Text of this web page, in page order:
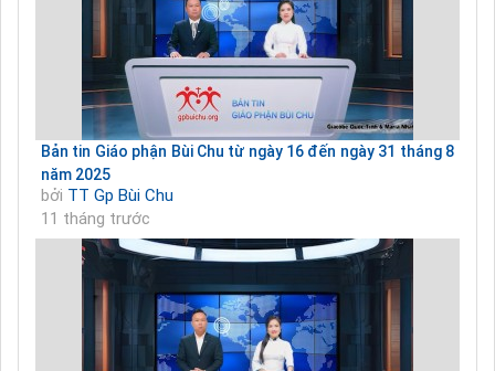
Bản tin Giáo phận Bùi Chu từ ngày 16 đến ngày 31 tháng 8
năm 2025
bởi TT Gp Bùi Chu
11 tháng trước